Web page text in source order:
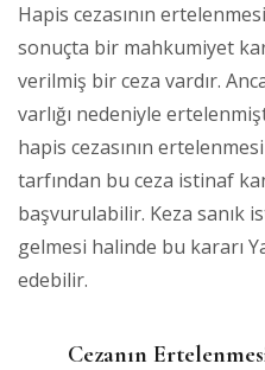
Hapis cezasının
sonuçta bir mahkumiyet
verilmiş bir ceza vardır.
varlığı nedeniyle
hapis cezasının
tarfından bu ceza istinaf
başvurulabilir. Keza sanık
gelmesi halinde bu kararı
edebilir.
Cezanın